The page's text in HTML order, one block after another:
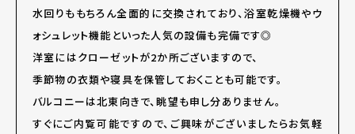
水回りももちろん全面的に交換されており、浴室乾燥機やウ
ォシュレット機能といった人気の設備も完備です◎
洋室にはクローゼットが2か所ございますので、
季節物の衣類や寝具を保管しておくことも可能です。
バルコニーは北東向きで、眺望も申し分ありません。
すぐにご内覧可能ですので、ご興味がございましたらお気軽